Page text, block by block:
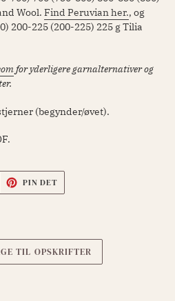
Wool. Find Peruvian her., og
200-225 (200-225) 225 g Tilia
for yderligere garnalternativer og
(begynder/øvet).
PIN DETPIN
PINTEREST
TIL OPSKRIFTER